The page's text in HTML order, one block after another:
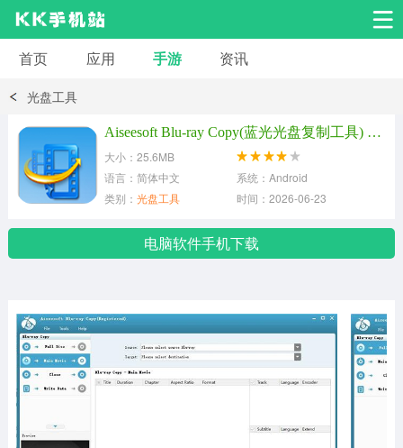
安卓应用
小说漫画
金融理财 新闻资讯 游戏辅助
安卓其它
首页 应用 手游 资讯
光盘工具
Aiseesoft Blu-ray Copy(蓝光光盘复制工具) v7.0.18最新版
大小：25.6MB
语言：简体中文
系统：Android
类别： 光盘工具 时间：2026-06-23
电脑软件手机下载